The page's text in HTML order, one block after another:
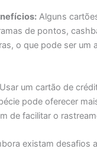
Alguns
de pontos,
o que pode ser um
Usar um cartão de
pode oferecer
de facilitar o
existam desafios